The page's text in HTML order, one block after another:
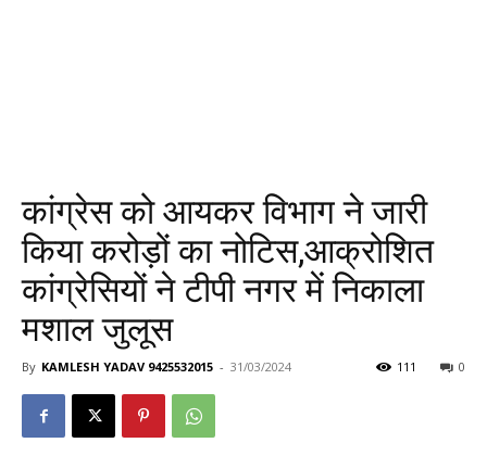
कांग्रेस को आयकर विभाग ने जारी
किया करोड़ों का नोटिस,आक्रोशित
कांग्रेसियों ने टीपी नगर में निकाला
मशाल जुलूस
By KAMLESH YADAV 9425532015 - 31/03/2024 0
111